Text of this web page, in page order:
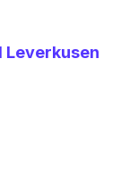
Leverkusen